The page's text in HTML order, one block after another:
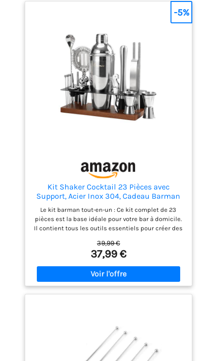
Kit Shaker Cocktail 23 Pièces avec
Support, Acier Inox 304, Cadeau Barman
Le kit barman tout-en-un : Ce kit complet de 23
pièces est la base idéale pour votre bar à domicile.
Il contient tous les outils essentiels pour créer des
de recettes professionnelles proposant une large
gamme de recettes, des martinis intemporels aux
créations de mixologie modernes. Sans gadgets
supplémentaires, profitez d'une expérience de
barman professionnelle dès la sortie de la boîte et
préparez facilement des cocktails dignes d'un
permet de créer une expérience de bar raffinée.
Transformez chaque réunion en un événement
inoubliable avec des cocktails qui impressionnent.
Conçu pour durer - Compatible lave-vaisselle : Ce
39,99 €
37,99 €
-5%